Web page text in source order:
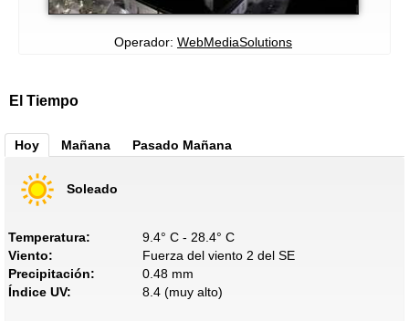
Operador: WebMediaSolutions
El Tiempo
Hoy Mañana Pasado Mañana
Soleado
Temperatura:
9.4° C - 28.4° C
Viento:
Fuerza del viento 2 del SE
Precipitación:
0.48 mm
Índice UV:
8.4 (muy alto)